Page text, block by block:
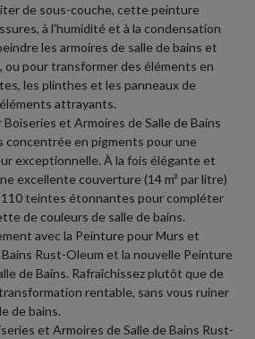
de sous-couche, cette peinture
à l'humidité et à la condensation
les armoires de salle de bains et
ou pour transformer des éléments en
les plinthes et les panneaux de
attrayants.
et Armoires de Salle de Bains
concentrée en pigments pour une
exceptionnelle. À la fois élégante et
excellente couverture (14 m² par litre)
teintes étonnantes pour compléter
de couleurs de salle de bains.
avec la Peinture pour Murs et
Bains Rust-Oleum et la nouvelle Peinture
de Bains. Rafraîchissez plutôt que de
rentable, sans vous ruiner
de bains.
et Armoires de Salle de Bains Rust-